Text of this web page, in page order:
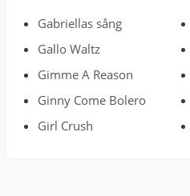
Gabriellas sång
Gallo Waltz
Gimme A Reason
Ginny Come Bolero
Girl Crush